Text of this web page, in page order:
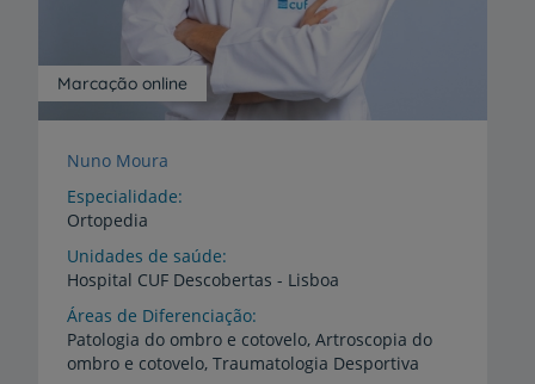
Marcação online
Nuno Moura
Especialidade
Ortopedia
Unidades de saúde
Hospital CUF Descobertas - Lisboa
Áreas de Diferenciação
Patologia do ombro e cotovelo, Artroscopia do
ombro e cotovelo, Traumatologia Desportiva